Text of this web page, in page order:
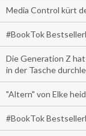
Media Control kürt
#BookTok
Die Generation Z
in der Tasche
"Altern" von Elke
#BookTok